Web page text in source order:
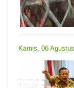
Kamis, 06